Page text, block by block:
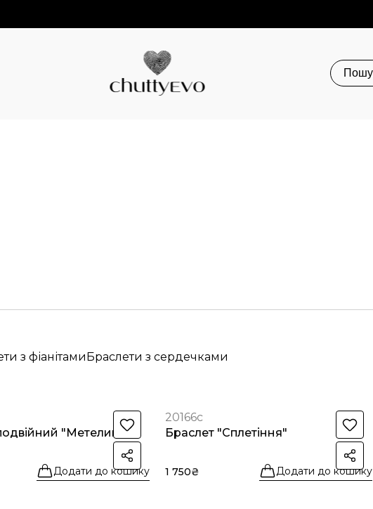
з фіанітамиБраслети з сердечками
"Метелики"
Додати до кошику
20166с
Браслет "Сплетіння"
1 750₴ Додати до кошику